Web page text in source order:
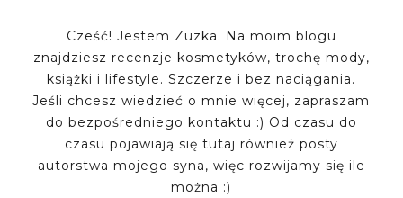
Cześć! Jestem Zuzka. Na moim blogu
znajdziesz recenzje kosmetyków, trochę mody,
książki i lifestyle. Szczerze i bez naciągania.
Jeśli chcesz wiedzieć o mnie więcej, zapraszam
do bezpośredniego kontaktu :) Od czasu do
czasu pojawiają się tutaj również posty
autorstwa mojego syna, więc rozwijamy się ile
można :)